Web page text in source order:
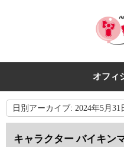
オフィ
日別アーカイブ: 2024年5月31
キャラクター バイキン